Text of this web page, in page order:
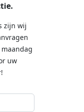
zijn wij
uw